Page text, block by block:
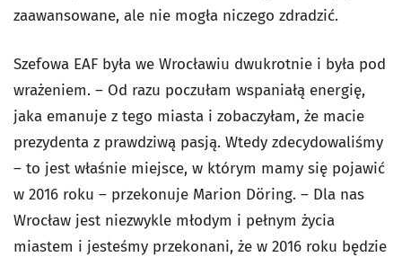
zaawansowane, ale nie mogła niczego zdradzić.
Szefowa EAF była we Wrocławiu dwukrotnie i była pod
wrażeniem. – Od razu poczułam wspaniałą energię,
jaka emanuje z tego miasta i zobaczyłam, że macie
prezydenta z prawdziwą pasją. Wtedy zdecydowaliśmy
– to jest właśnie miejsce, w którym mamy się pojawić
w 2016 roku – przekonuje Marion Döring. – Dla nas
Wrocław jest niezwykle młodym i pełnym życia
miastem i jesteśmy przekonani, że w 2016 roku będzie